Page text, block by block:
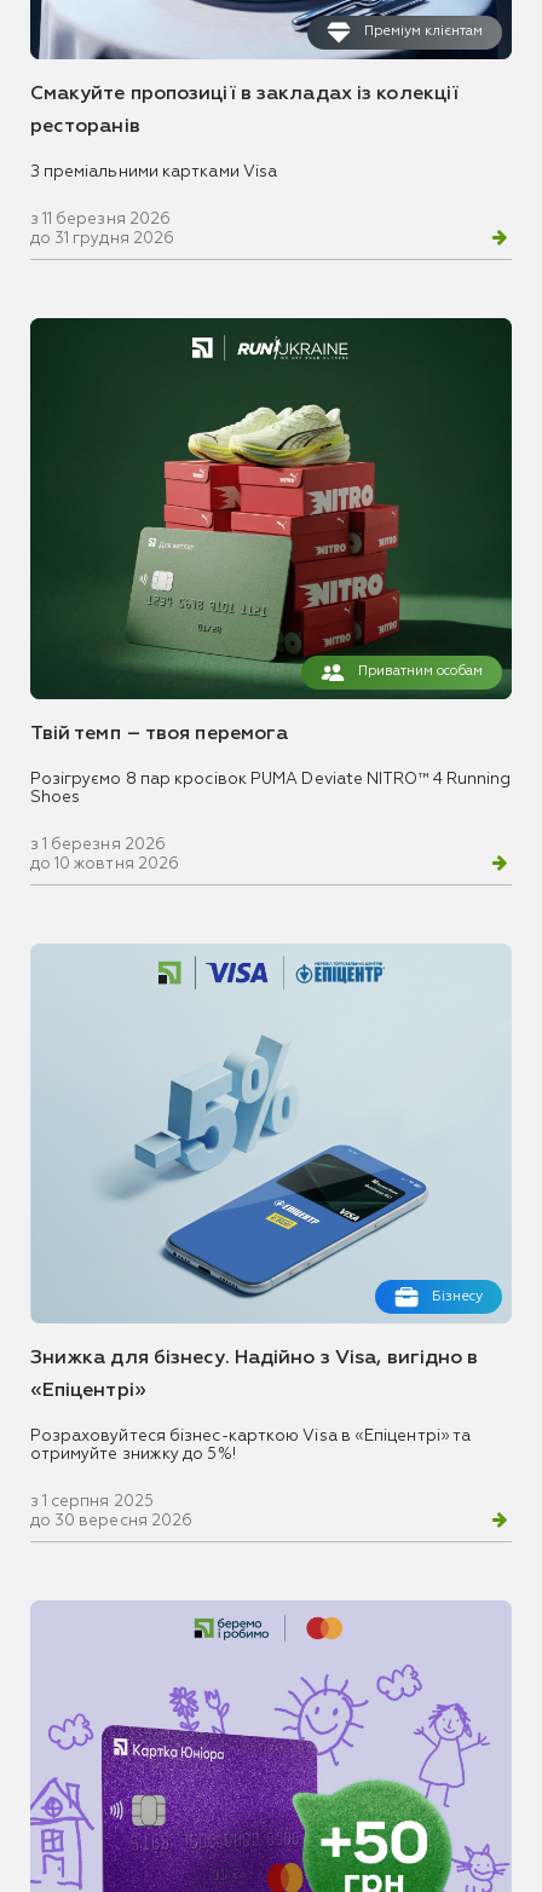
Преміум клієнтам
Смакуйте пропозиції в закладах із колекції
ресторанів
З преміальними картками Visa
з 11 березня 2026
до 31 грудня 2026
Приватним особам
Твій темп – твоя перемога
Розігруємо 8 пар кросівок PUMA Deviate NITRO™ 4 Running
Shoes
з 1 березня 2026
до 10 жовтня 2026
Бізнесу
Знижка для бізнесу. Надійно з Visa, вигідно в
«Епіцентрі»
Розраховуйтеся бізнес-карткою Visa в «Епіцентрі» та
отримуйте знижку до 5%!
з 1 серпня 2025
до 30 вересня 2026